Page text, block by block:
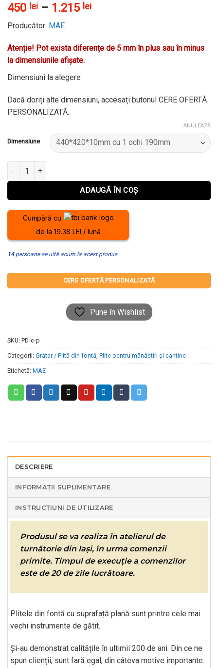
450 lei – 1.215 leiInterval
450 lei
până
Producător: MAE
Atenție! Pot exista diferențe de 5 mm în plus sau în minus
la dimensiunile afișate.
Dimensiuni la alegere
Dacă doriți alte dimensiuni, accesați butonul CERE OFERTĂ
PERSONALIZATĂ.
Dimensiune
ANULEAZĂ
Cantitate Plite diverse cu cercuri
ADAUGĂ ÎN COȘ
Cumpără cu
de la 19.38 LEI / lună
14persoane se uită acum la acest produs
CERE OFERTĂ PERSONALIZATĂ
Pune în Wishlist
SKU: PD-c-p
Categorii: Grătar / Plită din fontă, Plite pentru mănăstiri și cantine
Etichetă: MAE
DESCRIERE
INFORMAȚII SUPLIMENTARE
INSTRUCȚIUNI DE UTILIZARE
Produsul se va realiza în atelierul de
turnătorie din Iași, în urma comenzii
primite. Timpul de execuție a comenzilor
este de 20 de zile lucrătoare.
Plitele din fontă cu suprafață plană sunt printre cele mai
vechi instrumente de gătit.
Și-au demonstrat calitățile în ultimii 200 de ani. Din ce ne
spun clienții, sunt fară egal, din câteva motive importante.